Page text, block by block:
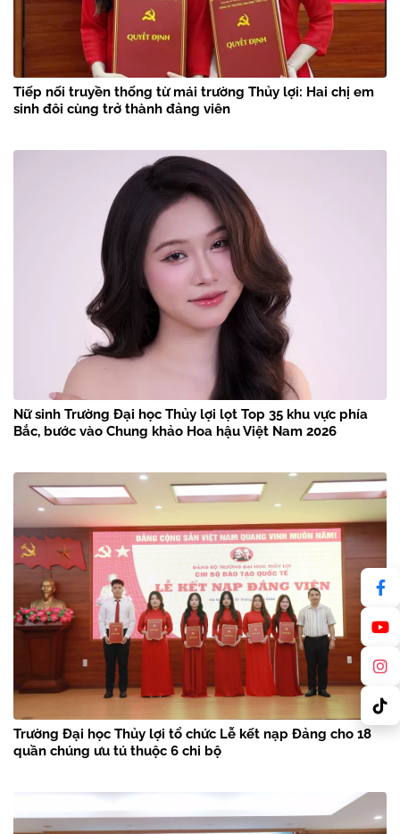
Tiếp nối truyền thống từ mái trường Thủy lợi: Hai chị em
sinh đôi cùng trở thành đảng viên
Nữ sinh Trường Đại học Thủy lợi lọt Top 35 khu vực phía
Bắc, bước vào Chung khảo Hoa hậu Việt Nam 2026
Trường Đại học Thủy lợi tổ chức Lễ kết nạp Đảng cho 18
quần chúng ưu tú thuộc 6 chi bộ